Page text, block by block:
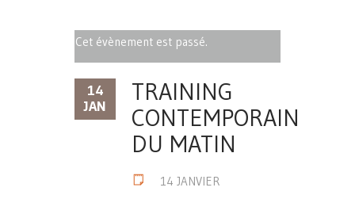
Cet évènement est passé.
14
JAN
TRAINING
CONTEMPORAIN
DU MATIN
14 JANVIER